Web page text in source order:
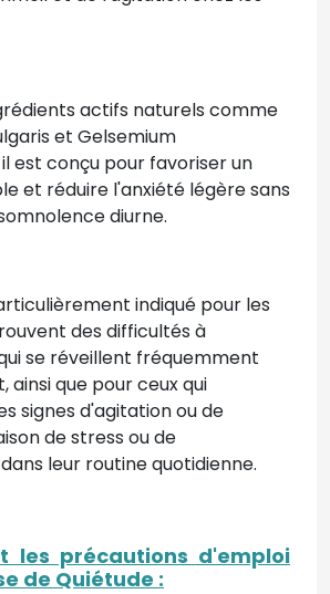
actifs naturels comme
et Gelsemium
est conçu pour favoriser un
et réduire l'anxiété légère sans
diurne.
indiqué pour les
des difficultés à
se réveillent fréquemment
ainsi que pour ceux qui
signes d'agitation ou de
de stress ou de
leur routine quotidienne.
les précautions d'emploi
de Quiétude :